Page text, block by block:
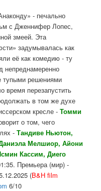
- печально
с Дженнифер Лопес,
змеей. Эта
задумывалась как
её как комедию - ту
непреднамеренно
тупыми решениями
время перезапустить
в том же духе
кресле -Томми
о том, чего
-Тандиве Ньютон,
Мелшиор, Айони
Кассим, Диего
Премьера (мир) -
(B&H film
6/10